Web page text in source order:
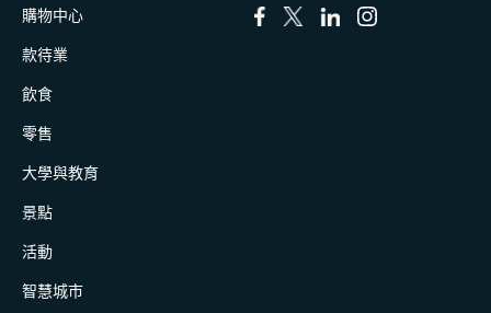
購物中心
款待業
飲食
零售
大學與教育
景點
活動
智慧城市